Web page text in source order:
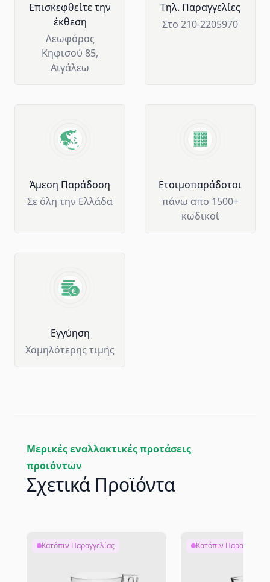
Επισκεφθείτε την
έκθεση
Λεωφόρος
Κηφισού 85,
Αιγάλεω
Tηλ. Παραγγελίες
Στο 210-2205970
Άμεση Παράδοση
Σε όλη την Ελλάδα
Ετοιμοπαράδοτοι
πάνω απο 1500+
κωδικοί
Eγγύηση
Χαμηλότερης τιμής
Μερικές εναλλακτικές προτάσεις
προιόντων
Σχετικά Προϊόντα
Κατόπιν Παραγγελίας Κατόπιν Παραγγελίας